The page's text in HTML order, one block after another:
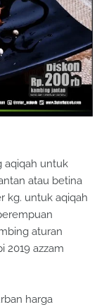
aqiqah untuk
atau betina
kg. untuk aqiqah
aturan
2019 azzam
harga